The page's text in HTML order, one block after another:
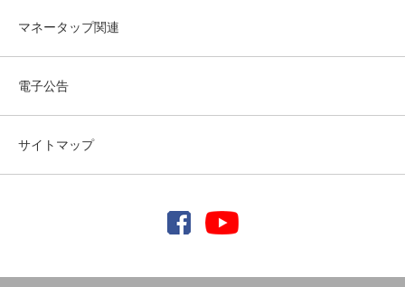
マネータップ関連
電子公告
サイトマップ